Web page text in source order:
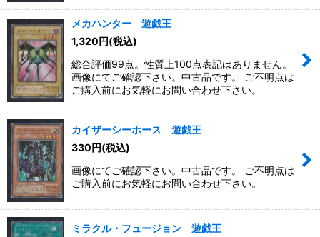
メカハンター 遊戯王
1,320 円(税込)
総合評価99点。性質上100点表記はありません。
画像にてご確認下さい。中古品です。 ご不明点は
ご購入前にお気軽にお問い合わせ下さい。
カイザーシーホース 遊戯王
330円(税込)
画像にてご確認下さい。中古品です。 ご不明点は
ご購入前にお気軽にお問い合わせ下さい。
ミラクル・フュージョン 遊戯王